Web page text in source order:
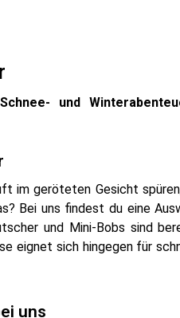
und
im geröteten Gesicht
Bei uns findest du eine
und Mini-Bobs sind
eignet sich hingegen für
uns